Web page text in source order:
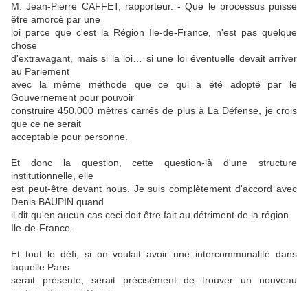
M. Jean-Pierre CAFFET, rapporteur. - Que le processus puisse
être amorcé par une
loi parce que c'est la Région Ile-de-France, n'est pas quelque
chose
d'extravagant, mais si la loi… si une loi éventuelle devait arriver
au Parlement
avec la même méthode que ce qui a été adopté par le
Gouvernement pour pouvoir
construire 450.000 mètres carrés de plus à La Défense, je crois
que ce ne serait
acceptable pour personne.
Et donc la question, cette question-là d'une structure
institutionnelle, elle
est peut-être devant nous. Je suis complètement d'accord avec
Denis BAUPIN quand
il dit qu'en aucun cas ceci doit être fait au détriment de la région
Ile-de-France.
Et tout le défi, si on voulait avoir une intercommunalité dans
laquelle Paris
serait présente, serait précisément de trouver un nouveau